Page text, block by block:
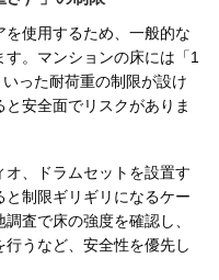
使用するため、一般的な
。マンションの床には「1
った耐荷重の制限が設け
安全面でリスクがありま
、ドラムセットを設置す
制限ギリギリになるケー
査で床の強度を確認し、
うなど、安全性を優先し